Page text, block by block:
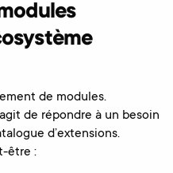
de modules.
de répondre à un besoin
d’extensions.
être :